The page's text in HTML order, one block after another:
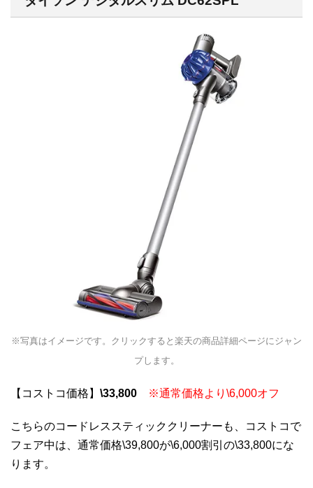
※写真はイメージです。クリックすると楽天の商品詳細ページにジャン
プします。
【コストコ価格】 \33,800 ※通常価格より\6,000オフ
こちらのコードレススティッククリーナーも、コストコで
フェア中は、通常価格\39,800が\6,000割引の\33,800にな
ります。